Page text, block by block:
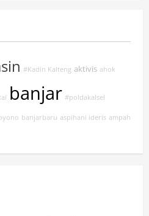
#Kadin Kalteng aktivis ahok
banjar #poldakalsel
banjarbaru aspihani ideris ampah